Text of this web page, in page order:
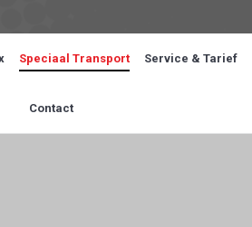
Speciaal Transport Service & Tarief
Contact